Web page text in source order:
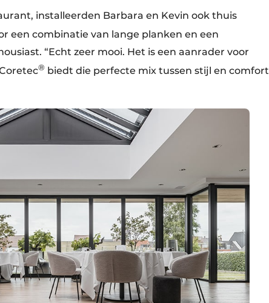
installeerden Barbara en Kevin ook thuis
een combinatie van lange planken en een
“Echt zeer mooi. Het is een aanrader voor
® biedt die perfecte mix tussen stijl en comfort